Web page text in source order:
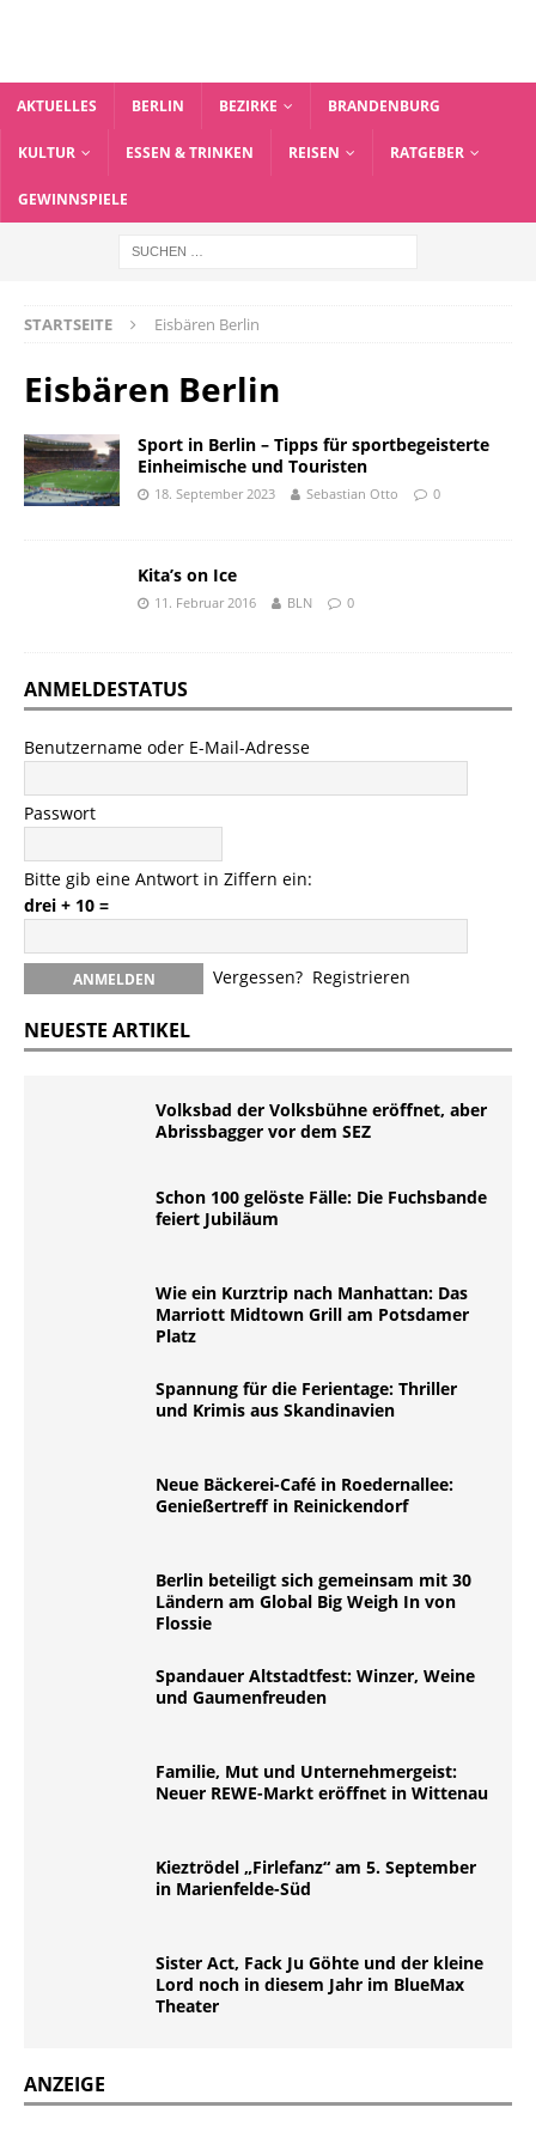
AKTUELLES BERLIN BEZIRKE BRANDENBURG
KULTUR ESSEN & TRINKEN REISEN RATGEBER
GEWINNSPIELE
STARTSEITE Eisbären Berlin
Eisbären Berlin
Sport in Berlin – Tipps für sportbegeisterte
Einheimische und Touristen
18. September 2023 Sebastian Otto 0
Kita’s on Ice
11. Februar 2016 BLN 0
ANMELDESTATUS
Benutzername oder E-Mail-Adresse
Passwort
Bitte gib eine Antwort in Ziffern ein:
drei + 10 =
Vergessen? Registrieren
NEUESTE ARTIKEL
Volksbad der Volksbühne eröffnet, aber
Abrissbagger vor dem SEZ
Schon 100 gelöste Fälle: Die Fuchsbande
feiert Jubiläum
Wie ein Kurztrip nach Manhattan: Das
Marriott Midtown Grill am Potsdamer
Platz
Spannung für die Ferientage: Thriller
und Krimis aus Skandinavien
Neue Bäckerei-Café in Roedernallee:
Genießertreff in Reinickendorf
Berlin beteiligt sich gemeinsam mit 30
Ländern am Global Big Weigh In von
Flossie
Spandauer Altstadtfest: Winzer, Weine
und Gaumenfreuden
Familie, Mut und Unternehmergeist:
Neuer REWE-Markt eröffnet in Wittenau
Kieztrödel „Firlefanz“ am 5. September
in Marienfelde-Süd
Sister Act, Fack Ju Göhte und der kleine
Lord noch in diesem Jahr im BlueMax
Theater
ANZEIGE